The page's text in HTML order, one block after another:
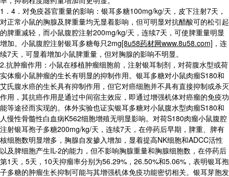
1．4．对免疫器官重量的影响：银耳多糖100mg/kg/天，皮下注射7天，
对正常小鼠的胸腺及脾重量均无显着影响，但可明显对抗醋酸可的松引起
的脾重减轻，而小鼠腹腔注射200mg/kg/天，连续7天，可使脾重量明显
增加。小鼠腹腔注射银耳多糖每只2mg[8u58药材网www.8u58.com] ，连
续7天，可显着增加小鼠脾重量，但对胸腺的影响不明显。
2.抗肿瘤作用：小鼠在移植肿瘤细胞前，注射银耳制剂，对荷腹水型或荷
实体瘤小鼠肿瘤的生长有明显的抑制作用。银耳多糖对小鼠肉瘤S180和
艾氏腹水癌的生长具有抑制作用，但它对癌细胞并不具有直接抑制或杀灭
作用，其抗癌作用是通过中间宿主效应，即通过增强机体对癌瘤的免疫功
能等途径而实现的。体外实验也证实银耳多糖对小鼠腹水型肉瘤S180和
人慢性骨髓性白血病K562细胞增殖无明显影响。对荷S180肉瘤小鼠腹腔
注射银耳孢子多糖200mg/kg/天，连续7天，在停药后早期，脾重、脾有
核细胞数明显增多，胸腺自发掺入增加，显着提高NK细胞和ADCC活性
以及脾细胞产生IL-2的能力，但不影响胸腺重量和胸腺细胞数，在停药后
第1天，5天，10天抑瘤率分别为56.29%，26.50%和5.06%，表明银耳孢
子多糖的肿瘤生长抑制可能与其增强机体免疫功能密切相关。银耳芽胞发